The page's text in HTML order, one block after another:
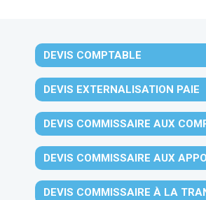
DEVIS COMPTABLE
DEVIS EXTERNALISATION PAIE
DEVIS COMMISSAIRE AUX
DEVIS COMMISSAIRE AUX
DEVIS COMMISSAIRE À LA